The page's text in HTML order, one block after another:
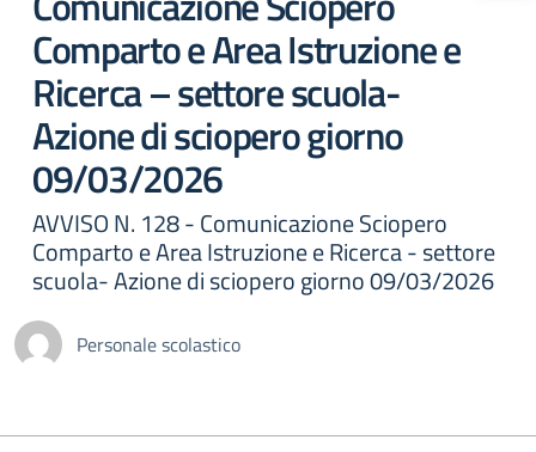
Comparto e Area Istruzione e
Ricerca – settore scuola-
Azione di sciopero giorno
09/03/2026
AVVISO N. 128 - Comunicazione Sciopero
Comparto e Area Istruzione e Ricerca - settore
scuola- Azione di sciopero giorno 09/03/2026
Personale scolastico